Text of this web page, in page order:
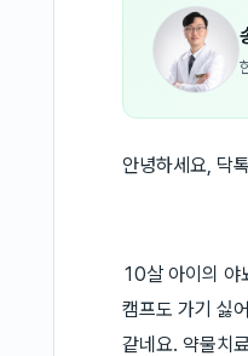
안녕하세요, 닥
10살 아이의 야
캠프도 가기 싫
같네요. 약물치